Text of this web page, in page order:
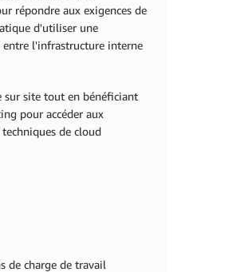
répondre aux exigences de
d'utiliser une
l'infrastructure interne
site tout en bénéficiant
pour accéder aux
de cloud
de charge de travail